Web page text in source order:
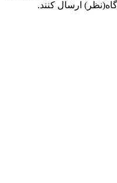
ارسال کنند.